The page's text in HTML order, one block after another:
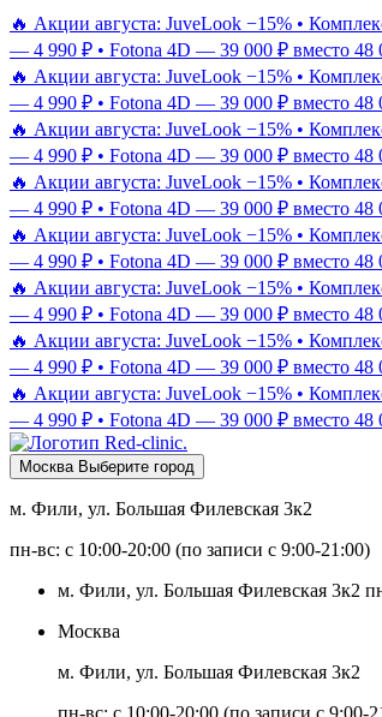
🔥 Акции августа: JuveLook −15% •
— 4 990 ₽ • Fotona 4D — 39 000 ₽ вместо 48
🔥 Акции августа: JuveLook −15% •
— 4 990 ₽ • Fotona 4D — 39 000 ₽ вместо 48
🔥 Акции августа: JuveLook −15% •
— 4 990 ₽ • Fotona 4D — 39 000 ₽ вместо 48
🔥 Акции августа: JuveLook −15% •
— 4 990 ₽ • Fotona 4D — 39 000 ₽ вместо 48
🔥 Акции августа: JuveLook −15% •
— 4 990 ₽ • Fotona 4D — 39 000 ₽ вместо 48
🔥 Акции августа: JuveLook −15% •
— 4 990 ₽ • Fotona 4D — 39 000 ₽ вместо 48
🔥 Акции августа: JuveLook −15% •
— 4 990 ₽ • Fotona 4D — 39 000 ₽ вместо 48
🔥 Акции августа: JuveLook −15% •
— 4 990 ₽ • Fotona 4D — 39 000 ₽ вместо 48
Москва Выберите город
м. Фили, ул. Большая Филевская 3к2
пн-вс: с 10:00-20:00 (по записи с 9:00-21:00)
м. Фили, ул. Большая Филевская 3к2
Москва
м. Фили, ул. Большая Филевская 3к2
пн-вс: с 10:00-20:00 (по записи с 9:00-